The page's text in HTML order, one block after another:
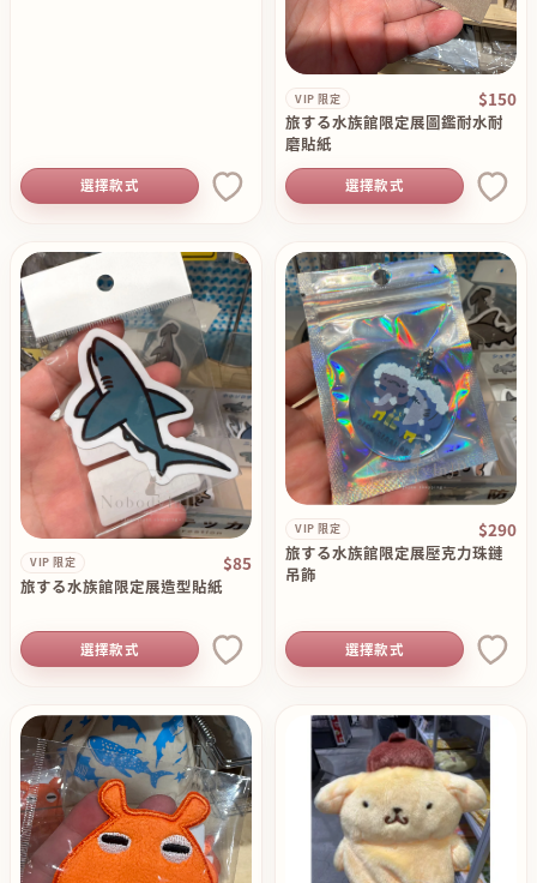
選擇款式
VIP 限定 $150
旅する水族館限定展圖鑑耐水耐
磨貼紙
選擇款式
VIP 限定 $85
旅する水族館限定展造型貼紙
選擇款式
VIP 限定 $290
旅する水族館限定展壓克力珠鏈
吊飾
選擇款式